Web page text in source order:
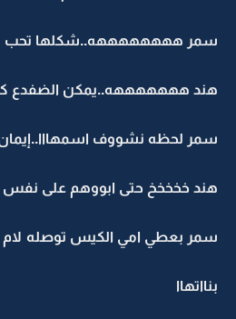
سمر ههههههههه..شكلها تحب
هند هههههههه..يمكن الضفدع
سمر لحظه نشووف
هند خخخخخ حتى ابووهم على نفس
سمر بعطي امي الكيس توصله لام
بنااتهاا